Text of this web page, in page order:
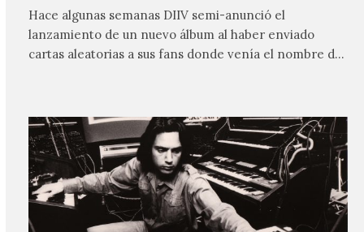
Hace algunas semanas DIIV semi-anunció el
lanzamiento de un nuevo álbum al haber enviado
cartas aleatorias a sus fans donde venía el nombre de